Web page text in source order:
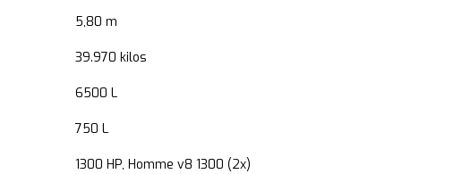
5,80 m
39.970 kilos
6500 L
750 L
1300 HP, Homme v8 1300 (2x)